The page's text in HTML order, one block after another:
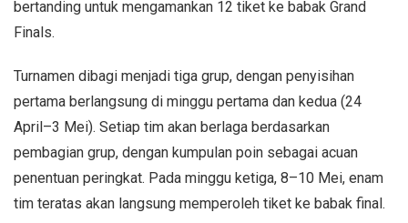
bertanding untuk mengamankan 12 tiket ke babak Grand
Finals.
Turnamen dibagi menjadi tiga grup, dengan penyisihan
pertama berlangsung di minggu pertama dan kedua (24
April–3 Mei). Setiap tim akan berlaga berdasarkan
pembagian grup, dengan kumpulan poin sebagai acuan
penentuan peringkat. Pada minggu ketiga, 8–10 Mei, enam
tim teratas akan langsung memperoleh tiket ke babak final.